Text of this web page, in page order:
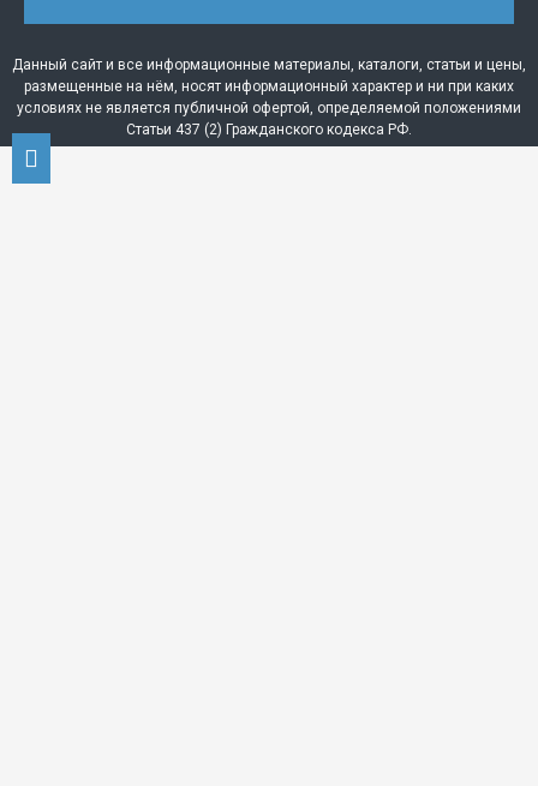
Данный сайт и все информационные материалы, каталоги, статьи и цены,
размещенные на нём, носят информационный характер и ни при каких
условиях не является публичной офертой, определяемой положениями
Статьи 437 (2) Гражданского кодекса РФ.